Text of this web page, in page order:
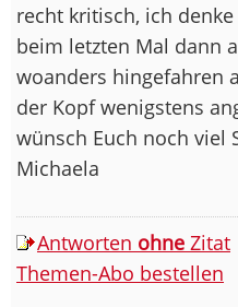
recht kritisch, ich
beim letzten Mal dann
woanders hingefahren
der Kopf wenigstens
wünsch Euch noch viel
Michaela
Antworten ohne Zitat
Themen-Abo bestellen